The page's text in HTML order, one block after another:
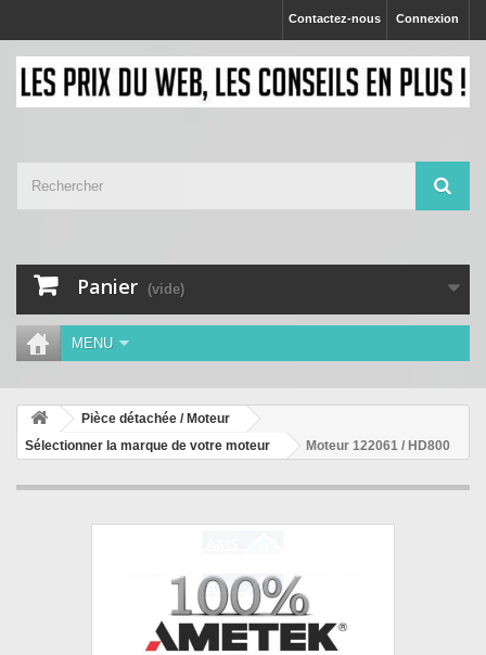
Connexion
Contactez-nous
Panier (vide)
MENU
Pièce détachée / Moteur
Sélectionner la marque de votre moteur
Moteur 122061 / HD800